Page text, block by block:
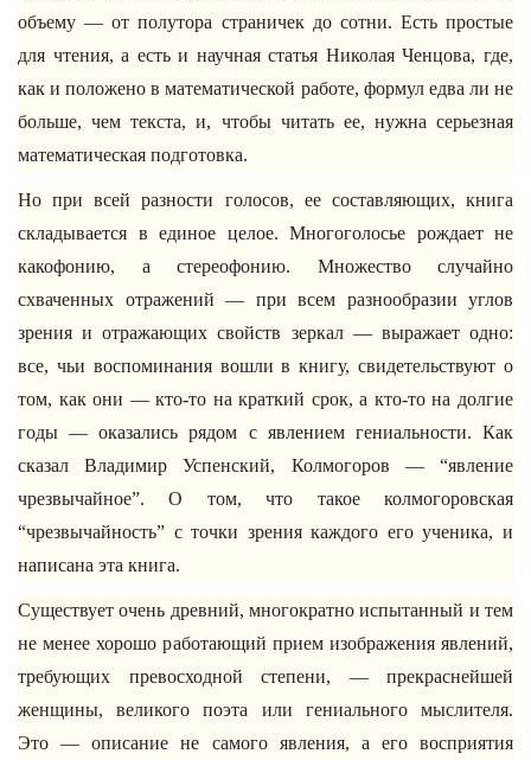
объему — от полутора страничек до сотни. Есть простые
для чтения, а есть и научная статья Николая Ченцова, где,
как и положено в математической работе, формул едва ли не
больше, чем текста, и, чтобы читать ее, нужна серьезная
математическая подготовка.
Но при всей разности голосов, ее составляющих, книга
складывается в единое целое. Многоголосье рождает не
какофонию, а стереофонию. Множество случайно
схваченных отражений — при всем разнообразии углов
зрения и отражающих свойств зеркал — выражает одно:
все, чьи воспоминания вошли в книгу, свидетельствуют о
том, как они — кто-то на краткий срок, а кто-то на долгие
годы — оказались рядом с явлением гениальности. Как
сказал Владимир Успенский, Колмогоров — “явление
чрезвычайное”. О том, что такое колмогоровская
“чрезвычайность” с точки зрения каждого его ученика, и
написана эта книга.
Существует очень древний, многократно испытанный и тем
не менее хорошо работающий прием изображения явлений,
требующих превосходной степени, — прекраснейшей
женщины, великого поэта или гениального мыслителя.
Это — описание не самого явления, а его восприятия